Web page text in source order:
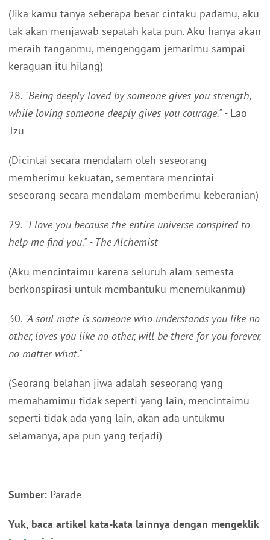
(Jika kamu tanya seberapa besar cintaku padamu, aku
tak akan menjawab sepatah kata pun. Aku hanya akan
meraih tanganmu, mengenggam jemarimu sampai
keraguan itu hilang)
28. "Being deeply loved by someone gives you strength,
while loving someone deeply gives you courage."- Lao
Tzu
(Dicintai secara mendalam oleh seseorang
memberimu kekuatan, sementara mencintai
seseorang secara mendalam memberimu keberanian)
29. "I love you because the entire universe conspired to
help me find you." - The Alchemist
(Aku mencintaimu karena seluruh alam semesta
berkonspirasi untuk membantuku menemukanmu)
30. "A soul mate is someone who understands you like no
other, loves you like no other, will be there for you forever,
no matter what."
(Seorang belahan jiwa adalah seseorang yang
memahamimu tidak seperti yang lain, mencintaimu
seperti tidak ada yang lain, akan ada untukmu
selamanya, apa pun yang terjadi)
Sumber: Parade
Yuk, baca artikel kata-kata lainnya dengan mengeklik